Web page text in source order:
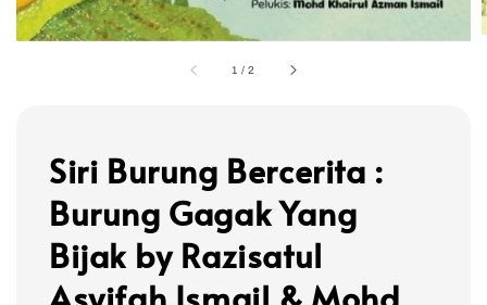
1 /2
Siri Burung Bercerita :
Burung Gagak Yang
Bijak by Razisatul